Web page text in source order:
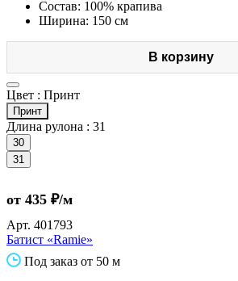
Состав: 100% крапива
Ширина: 150 см
В корзину
Цвет : Принт
Принт
Длина рулона : 31
30
31
от 435 ₽/м
Арт. 401793
Батист «Ramie»
Под заказ от 50 м